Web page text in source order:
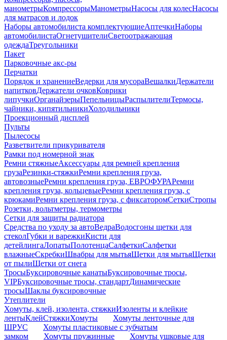
манометрыКомпрессорыМанометрыНасосы для колесНасосы
для матрасов и лодок
Наборы автомобилиста комплектующиеАптечкиНаборы
автомобилистаОгнетушителиСветоотражающая
одеждаТреугольники
Пакет
Парковочные акс-ры
Перчатки
Порядок и хранениеВедерки для мусораВешалкиДержатели
напитковДержатели очковКоврики
липучкиОрганайзерыПепельницыРаспылителиТермосы,
чайники, кипятильникиХолодильники
Проекционный дисплей
Пульты
Пылесосы
Разветвители прикуривателя
Рамки под номерной знак
Ремни стяжныеАксессуары для ремней крепления
грузаРезинки-стяжкиРемни крепления груза,
автовозныеРемни крепления груза, ЕВРОФУРАРемни
крепления груза, кольцевыеРемни крепления груза, с
крюкамиРемни крепления груза, с фиксаторомСеткиСтропы
Розетки, вольтметры, термометры
Сетки для защиты радиатора
Средства по уходу за автоВедраВодосгоны щетки для
стеколГубки и варежкиКисти для
детейлингаЛопатыПолотенцаСалфеткиСалфетки
влажныеСкребкиШвабры для мытьяЩетки для мытьяЩетки
от пылиЩетки от снега
ТросыБуксировочные канатыБуксировочные тросы,
VIPБуксировочные тросы, стандартДинамические
тросыШаклы буксировочные
Утеплители
Хомуты, клей, изолента, стяжкиИзоленты и клейкие
лентыКлейСтяжкиХомуты
Хомуты ленточные для
ШРУС
Хомуты пластиковые с зубчатым
замком
Хомуты пружинные
Хомуты ушковые для